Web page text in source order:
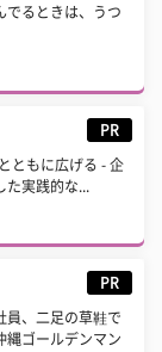
でるときは、うつ
PR
ともに広げる - 企
実践的な...
PR
員、二足の草鞋で
縄ゴールデンマン